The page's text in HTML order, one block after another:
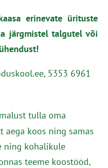
erinevate ürituste
järgmistel talgutel või
5353 6961
tulla oma
koos ning samas
ning kohalikule
teeme koostööd,